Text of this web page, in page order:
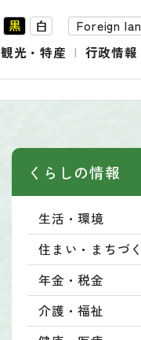
黒 白 Foreign
観光・特産 行政情報
くらしの情報
生活・環境
住まい・まちづ
年金・税金
介護・福祉